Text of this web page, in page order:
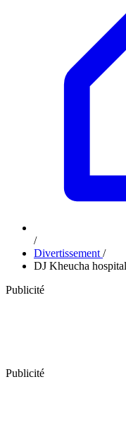
/
Divertissement /
DJ Kheucha
Publicité
Publicité